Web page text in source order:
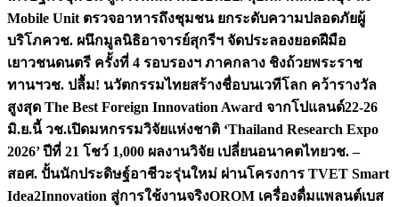
Mobile Unit ตรวจอาหารถึงชุมชน ยกระดับความปลอดภัยผู้
บริโภควช. ผนึกมูลนิธิอาจารย์สุกรีฯ จัดประลองยอดฝีมือ
เยาวชนดนตรี ครั้งที่ 4 รอบรองฯ ภาคกลาง ชิงถ้วยพระราช
ทานฯวช. ปลื้ม! นวัตกรรมไทยสร้างชื่อบนเวทีโลก คว้ารางวัล
สูงสุด The Best Foreign Innovation Award จากโปแลนด์22-26
มิ.ย.นี้ วช.เปิดมหกรรมวิจัยแห่งชาติ ‘Thailand Research Expo
2026’ ปีที่ 21 โชว์ 1,000 ผลงานวิจัย เปลี่ยนอนาคตไทยวช. –
สอศ. ปั้นนักประดิษฐ์อาชีวะรุ่นใหม่ ผ่านโครงการ TVET Smart
Idea2Innovation สู่การใช้งานจริงOROM เครื่องดื่มแพลนต์เบส